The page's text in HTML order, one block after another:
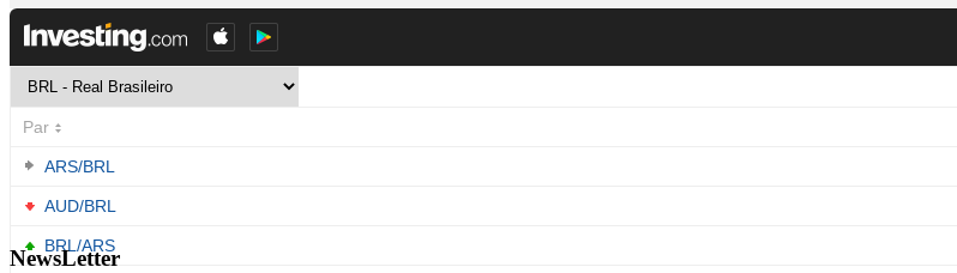
TUR999 - , academias, lojas de carros, muito comercial. Documento pronto para transferência. À VISTA.
+ Detalhes
NewsLetter